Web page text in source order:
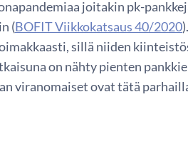
joitakin pk-
(BOFIT Viikkokatsaus 40/2020
sillä niiden
on nähty pienten
viranomaiset ovat tätä